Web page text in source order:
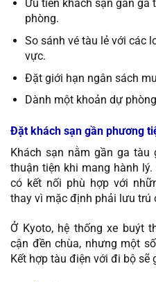
Ưu tiên khách sạn gần ga
phòng.
So sánh vé tàu lẻ với các
vực.
Đặt giới hạn ngân sách
Dành một khoản dự
Đặt khách sạn gần phương
Khách sạn nằm gần ga
thuận tiện khi mang hành
có kết nối phù hợp với
thay vì mặc định phải lưu trú
Ở Kyoto, hệ thống xe buýt
cận đền chùa, nhưng một
Kết hợp tàu điện với đi bộ sẽ